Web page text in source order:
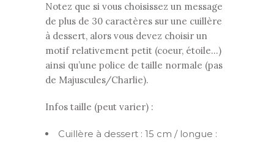
Notez que si vous choisissez un message
de plus de 30 caractères sur une cuillère
à dessert, alors vous devez choisir un
motif relativement petit (coeur, étoile…)
ainsi qu’une police de taille normale (pas
de Majuscules/Charlie).
Infos taille (peut varier) :
Cuillère à dessert : 15 cm / longue :